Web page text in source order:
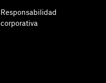
Responsabilidad
corporativa